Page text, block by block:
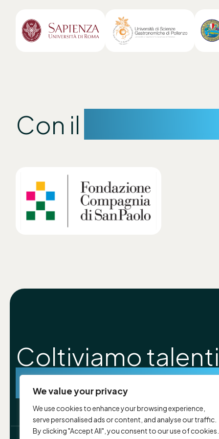
We value your privacy
We use cookies to enhance your browsing experience,
serve personalised ads or content, and analyse our traffic.
By clicking "Accept All", you consent to our use of cookies.
Con il
Coltiviamo
costruiamo